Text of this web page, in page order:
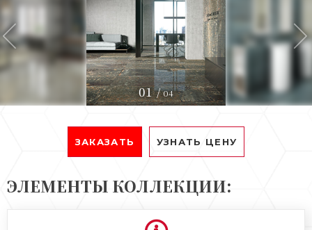
01 / 04
ЗАКАЗАТЬ УЗНАТЬ ЦЕНУ
ЭЛЕМЕНТЫ КОЛЛЕКЦИИ: